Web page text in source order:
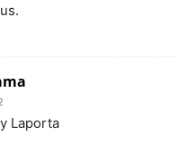
Laporta